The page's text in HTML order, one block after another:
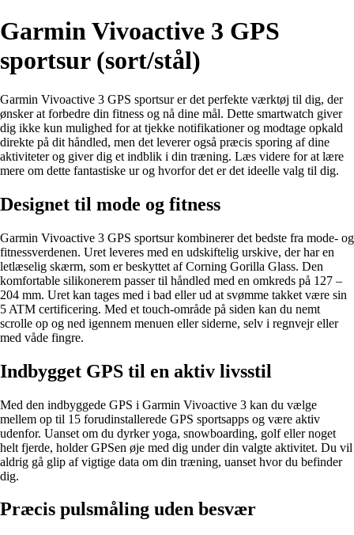
Garmin Vivoactive 3 GPS
sportsur (sort/stål)
Garmin Vivoactive 3 GPS sportsur er det perfekte værktøj til dig, der
ønsker at forbedre din fitness og nå dine mål. Dette smartwatch giver
dig ikke kun mulighed for at tjekke notifikationer og modtage opkald
direkte på dit håndled, men det leverer også præcis sporing af dine
aktiviteter og giver dig et indblik i din træning. Læs videre for at lære
mere om dette fantastiske ur og hvorfor det er det ideelle valg til dig.
Designet til mode og fitness
Garmin Vivoactive 3 GPS sportsur kombinerer det bedste fra mode- og
fitnessverdenen. Uret leveres med en udskiftelig urskive, der har en
letlæselig skærm, som er beskyttet af Corning Gorilla Glass. Den
komfortable silikonerem passer til håndled med en omkreds på 127 –
204 mm. Uret kan tages med i bad eller ud at svømme takket være sin
5 ATM certificering. Med et touch-område på siden kan du nemt
scrolle op og ned igennem menuen eller siderne, selv i regnvejr eller
med våde fingre.
Indbygget GPS til en aktiv livsstil
Med den indbyggede GPS i Garmin Vivoactive 3 kan du vælge
mellem op til 15 forudinstallerede GPS sportsapps og være aktiv
udenfor. Uanset om du dyrker yoga, snowboarding, golf eller noget
helt fjerde, holder GPSen øje med dig under din valgte aktivitet. Du vil
aldrig gå glip af vigtige data om din træning, uanset hvor du befinder
dig.
Præcis pulsmåling uden besvær